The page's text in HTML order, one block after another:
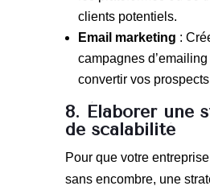
clients potentiels.
Email marketing :
campagnes
convertir vos
8. Élaborer une
de scalabilité
Pour que votre
sans encombre, une